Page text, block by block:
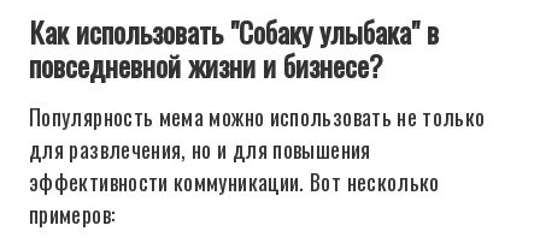
Как использовать "Собаку улыбака" в
повседневной жизни и бизнесе?
Популярность мема можно использовать не только
для развлечения, но и для повышения
эффективности коммуникации. Вот несколько
примеров: